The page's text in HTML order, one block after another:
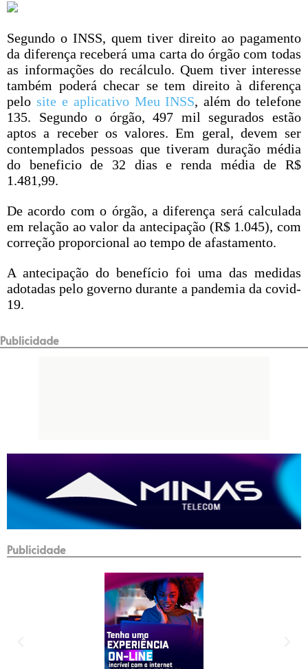
Segundo o INSS, quem tiver direito ao pagamento
da diferença receberá uma carta do órgão com todas
as informações do recálculo. Quem tiver interesse
também poderá checar se tem direito à diferença
pelo site e aplicativo Meu INSS, além do telefone
135. Segundo o órgão, 497 mil segurados estão
aptos a receber os valores. Em geral, devem ser
contemplados pessoas que tiveram duração média
do beneficio de 32 dias e renda média de R$
1.481,99.
De acordo com o órgão, a diferença será calculada
em relação ao valor da antecipação (R$ 1.045), com
correção proporcional ao tempo de afastamento.
A antecipação do benefício foi uma das medidas
adotadas pelo governo durante a pandemia da covid-
19.
Publicidade
Publicidade